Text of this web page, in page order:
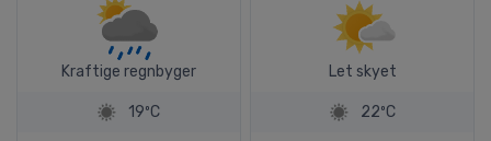
Kraftige regnbyger
19ºC
Let skyet
22ºC